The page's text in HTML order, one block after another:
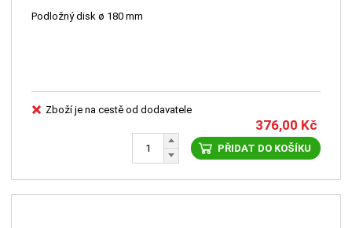
Podložný disk ø 180 mm
Zboží je na cestě od dodavatele
376,00 Kč
PŘIDAT DO KOŠÍKU